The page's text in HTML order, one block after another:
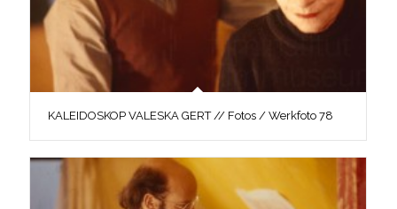
KALEIDOSKOP VALESKA GERT // Fotos / Werkfoto 78